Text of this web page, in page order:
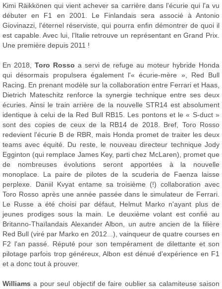
Kimi Räikkönen qui vient achever sa carrière dans l'écurie qui l'a vu
débuter en F1 en 2001. Le Finlandais sera associé à Antonio
Giovinazzi, l'éternel réserviste, qui pourra enfin démontrer de quoi il
est capable. Avec lui, l'Italie retrouve un représentant en Grand Prix.
Une première depuis 2011 !
En 2018, Toro Rosso a servi de refuge au moteur hybride Honda
qui désormais propulsera également l'« écurie-mère », Red Bull
Racing. En prenant modèle sur la collaboration entre Ferrari et Haas,
Dietrich Mateschitz renforce la synergie technique entre ses deux
écuries. Ainsi le train arrière de la nouvelle STR14 est absolument
identique à celui de la Red Bull RB15. Les pontons et le « S-duct »
sont des copies de ceux de la RB14 de 2018. Bref, Toro Rosso
redevient l'écurie B de RBR, mais Honda promet de traiter les deux
teams avec équité. Du reste, le nouveau directeur technique Jody
Egginton (qui remplace James Key, parti chez McLaren), promet que
de nombreuses évolutions seront apportées à la nouvelle
monoplace. La paire de pilotes de la scuderia de Faenza laisse
perplexe. Daniil Kvyat entame sa troisième (!) collaboration avec
Toro Rosso après une année passée dans le simulateur de Ferrari.
Le Russe a été choisi par défaut, Helmut Marko n'ayant plus de
jeunes prodiges sous la main. Le deuxième volant est confié au
Britanno-Thaïlandais Alexander Albon, un autre ancien de la filière
Red Bull (viré par Marko en 2012...), vainqueur de quatre courses en
F2 l'an passé. Réputé pour son tempérament de dilettante et son
pilotage parfois trop généreux, Albon est dénué d'expérience en F1
et a donc tout à prouver.
Williams a pour seul objectif de faire oublier sa calamiteuse saison